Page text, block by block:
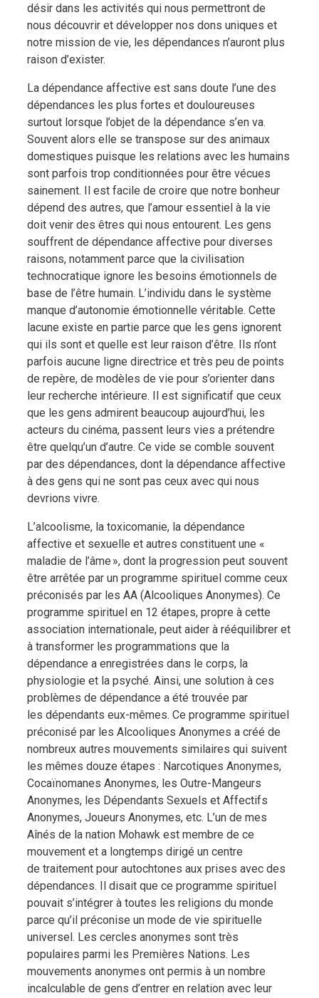
désir dans les activités qui nous permettront de
nous découvrir et développer nos dons uniques et
notre mission de vie, les dépendances n’auront plus
raison d’exister.
La dépendance affective est sans doute l’une des
dépendances les plus fortes et douloureuses
surtout lorsque l’objet de la dépendance s’en va.
Souvent alors elle se transpose sur des animaux
domestiques puisque les relations avec les humains
sont parfois trop conditionnées pour être vécues
sainement. Il est facile de croire que notre bonheur
dépend des autres, que l’amour essentiel à la vie
doit venir des êtres qui nous entourent. Les gens
souffrent de dépendance affective pour diverses
raisons, notamment parce que la civilisation
technocratique ignore les besoins émotionnels de
base de l’être humain. L’individu dans le système
manque d’autonomie émotionnelle véritable. Cette
lacune existe en partie parce que les gens ignorent
qui ils sont et quelle est leur raison d’être. Ils n’ont
parfois aucune ligne directrice et très peu de points
de repère, de modèles de vie pour s’orienter dans
leur recherche intérieure. Il est significatif que ceux
que les gens admirent beaucoup aujourd’hui, les
acteurs du cinéma, passent leurs vies a prétendre
être quelqu’un d’autre. Ce vide se comble souvent
par des dépendances, dont la dépendance affective
à des gens qui ne sont pas ceux avec qui nous
devrions vivre.
L’alcoolisme, la toxicomanie, la dépendance
affective et sexuelle et autres constituent une «
maladie de l’âme », dont la progression peut souvent
être arrêtée par un programme spirituel comme ceux
préconisés par les AA (Alcooliques Anonymes). Ce
programme spirituel en 12 étapes, propre à cette
association internationale, peut aider à rééquilibrer et
à transformer les programmations que la
dépendance a enregistrées dans le corps, la
physiologie et la psyché. Ainsi, une solution à ces
problèmes de dépendance a été trouvée par
les dépendants eux-mêmes. Ce programme spirituel
préconisé par les Alcooliques Anonymes a créé de
nombreux autres mouvements similaires qui suivent
les mêmes douze étapes : Narcotiques Anonymes,
Cocaïnomanes Anonymes, les Outre-Mangeurs
Anonymes, les Dépendants Sexuels et Affectifs
Anonymes, Joueurs Anonymes, etc. L’un de mes
Aînés de la nation Mohawk est membre de ce
mouvement et a longtemps dirigé un centre
de traitement pour autochtones aux prises avec des
dépendances. Il disait que ce programme spirituel
pouvait s’intégrer à toutes les religions du monde
parce qu’il préconise un mode de vie spirituelle
universel. Les cercles anonymes sont très
populaires parmi les Premières Nations. Les
mouvements anonymes ont permis à un nombre
incalculable de gens d’entrer en relation avec leur